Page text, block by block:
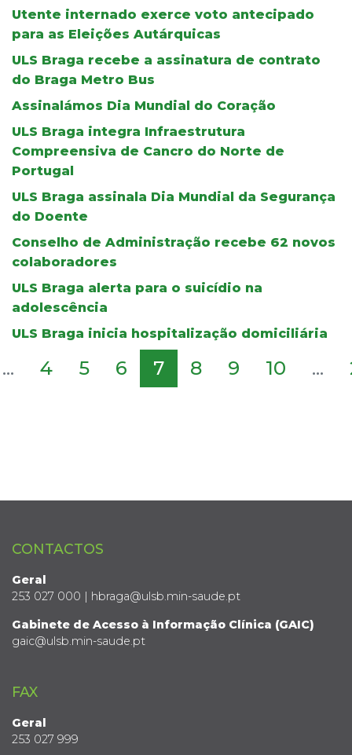
Utente internado exerce voto antecipado
para as Eleições Autárquicas
ULS Braga recebe a assinatura de contrato
do Braga Metro Bus
Assinalámos Dia Mundial do Coração
ULS Braga integra Infraestrutura
Compreensiva de Cancro do Norte de
Portugal
ULS Braga assinala Dia Mundial da Segurança
do Doente
Conselho de Administração recebe 62 novos
colaboradores
ULS Braga alerta para o suicídio na
adolescência
ULS Braga inicia hospitalização domiciliária
... 4 5 6 7 8 9 10 ...
CONTACTOS
Geral
253 027 000 | hbraga@ulsb.min-saude.pt
Gabinete de Acesso à Informação Clínica (GAIC)
gaic@ulsb.min-saude.pt
FAX
Geral
253 027 999